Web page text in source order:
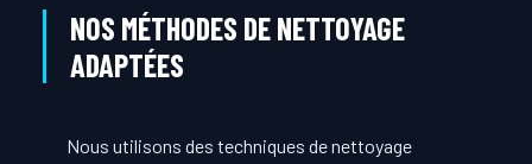
NOS MÉTHODES DE NETTOYAGE
ADAPTÉES
Nous utilisons des techniques de nettoyage